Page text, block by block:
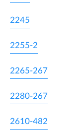
2245
2255-2
2265-267
2280-267
2610-482